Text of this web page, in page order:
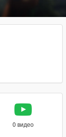
0 видео